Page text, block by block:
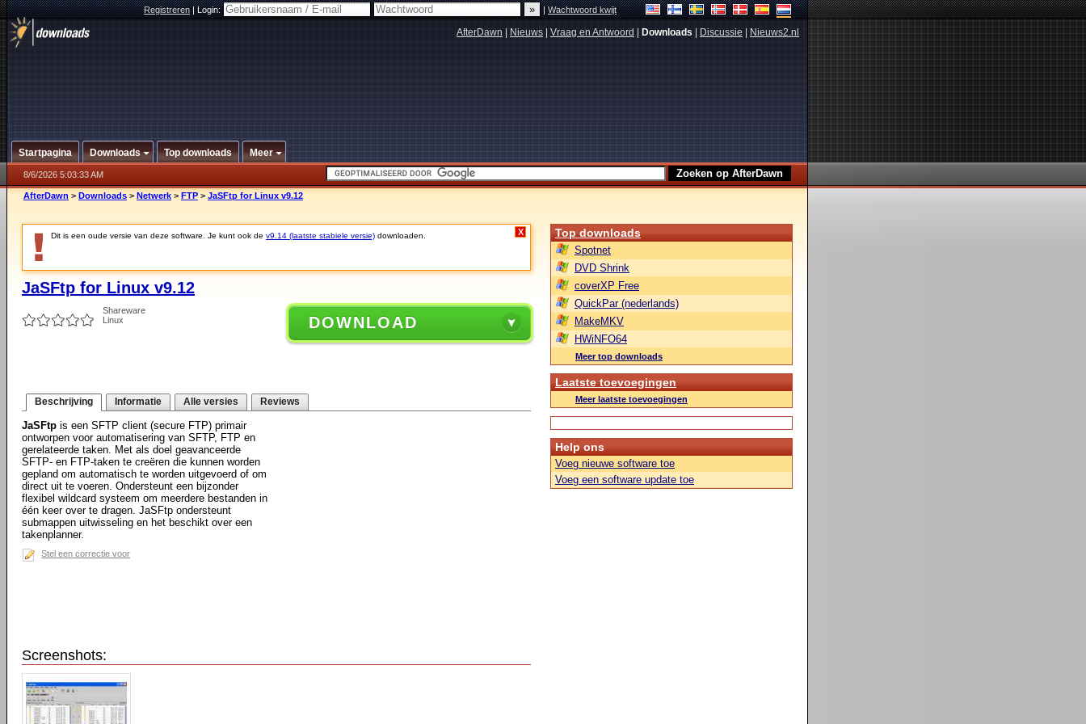
Registreren|Login: |Wachtwoord kwijt
AfterDawn Nieuws Vraag en Antwoord Downloads Discussie Nieuws2.nl
Startpagina Downloads Top downloads Meer
8/6/2026 5:03:33 AM
AfterDawn > Downloads > Netwerk > FTP > JaSFtp for Linux v9.12
Dit is een oude versie van deze software. Je kunt ook de v9.14 (laatste stabiele versie) downloaden. X
JaSFtp for Linux v9.12
Shareware
Linux
DOWNLOAD
Beschrijving Informatie Alle versies Reviews
JaSFtp is een SFTP client (secure FTP) primair
ontworpen voor automatisering van SFTP, FTP en
gerelateerde taken. Met als doel geavanceerde
SFTP- en FTP-taken te creëren die kunnen worden
gepland om automatisch te worden uitgevoerd of om
direct uit te voeren. Ondersteunt een bijzonder
flexibel wildcard systeem om meerdere bestanden in
één keer over te dragen. JaSFtp ondersteunt
submappen uitwisseling en het beschikt over een
takenplanner.
Stel een correctie voor
Screenshots:
Top downloads
Spotnet
DVD Shrink
coverXP Free
QuickPar (nederlands)
MakeMKV
HWiNFO64
Meer top downloads
Laatste toevoegingen
Meer laatste toevoegingen
Help ons
Voeg nieuwe software toe
Voeg een software update toe